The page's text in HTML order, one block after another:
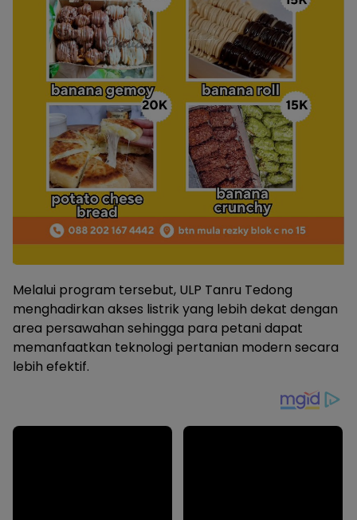
Melalui program tersebut, ULP Tanru Tedong
menghadirkan akses listrik yang lebih dekat dengan
area persawahan sehingga para petani dapat
memanfaatkan teknologi pertanian modern secara
lebih efektif.